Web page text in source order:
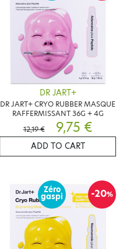
DR JART+
DR JART+ CRYO RUBBER MASQUE
RAFFERMISSANT 36G + 4G
12,19 €
9,75 €
ADD TO CART
-20%
Zéro
gaspi